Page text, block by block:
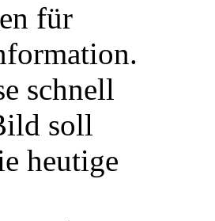
für
schnell
soll
heutige